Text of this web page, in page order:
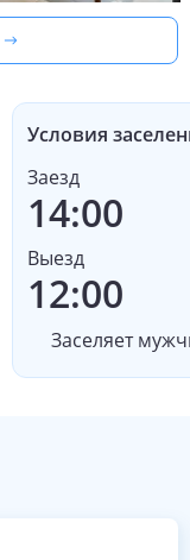
Условия
Заезд
14:00
Выезд
12:00
Заселяет